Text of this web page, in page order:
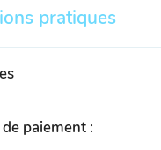
pratiques
paiement :